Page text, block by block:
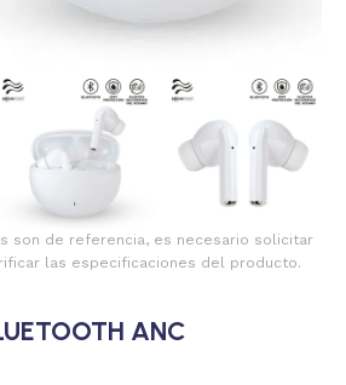
son de referencia, es necesario solicitar
las especificaciones del producto.
ANC